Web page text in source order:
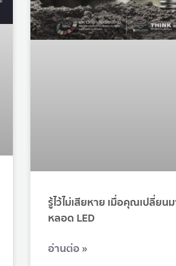
รู้ไว้ไม่เสียหาย เมื่อคุณเปลี่ยนม
หลอด LED
อ่านต่อ »